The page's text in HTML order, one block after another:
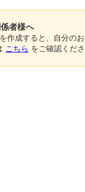
者様へ
作成すると、自分の
こちら をご確認くださ